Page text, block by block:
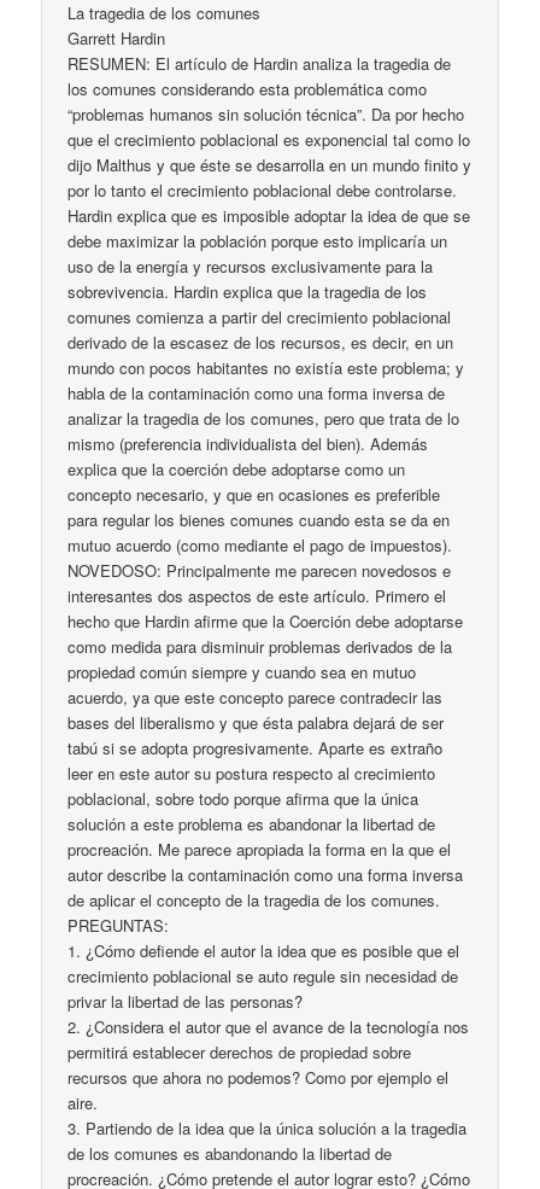
La tragedia de los comunes
Garrett Hardin
RESUMEN: El artículo de Hardin analiza la tragedia de
los comunes considerando esta problemática como
“problemas humanos sin solución técnica”. Da por hecho
que el crecimiento poblacional es exponencial tal como lo
dijo Malthus y que éste se desarrolla en un mundo finito y
por lo tanto el crecimiento poblacional debe controlarse.
Hardin explica que es imposible adoptar la idea de que se
debe maximizar la población porque esto implicaría un
uso de la energía y recursos exclusivamente para la
sobrevivencia. Hardin explica que la tragedia de los
comunes comienza a partir del crecimiento poblacional
derivado de la escasez de los recursos, es decir, en un
mundo con pocos habitantes no existía este problema; y
habla de la contaminación como una forma inversa de
analizar la tragedia de los comunes, pero que trata de lo
mismo (preferencia individualista del bien). Además
explica que la coerción debe adoptarse como un
concepto necesario, y que en ocasiones es preferible
para regular los bienes comunes cuando esta se da en
mutuo acuerdo (como mediante el pago de impuestos).
NOVEDOSO: Principalmente me parecen novedosos e
interesantes dos aspectos de este artículo. Primero el
hecho que Hardin afirme que la Coerción debe adoptarse
como medida para disminuir problemas derivados de la
propiedad común siempre y cuando sea en mutuo
acuerdo, ya que este concepto parece contradecir las
bases del liberalismo y que ésta palabra dejará de ser
tabú si se adopta progresivamente. Aparte es extraño
leer en este autor su postura respecto al crecimiento
poblacional, sobre todo porque afirma que la única
solución a este problema es abandonar la libertad de
procreación. Me parece apropiada la forma en la que el
autor describe la contaminación como una forma inversa
de aplicar el concepto de la tragedia de los comunes.
PREGUNTAS:
1. ¿Cómo defiende el autor la idea que es posible que el
crecimiento poblacional se auto regule sin necesidad de
privar la libertad de las personas?
2. ¿Considera el autor que el avance de la tecnología nos
permitirá establecer derechos de propiedad sobre
recursos que ahora no podemos? Como por ejemplo el
aire.
3. Partiendo de la idea que la única solución a la tragedia
de los comunes es abandonando la libertad de
procreación. ¿Cómo pretende el autor lograr esto? ¿Cómo